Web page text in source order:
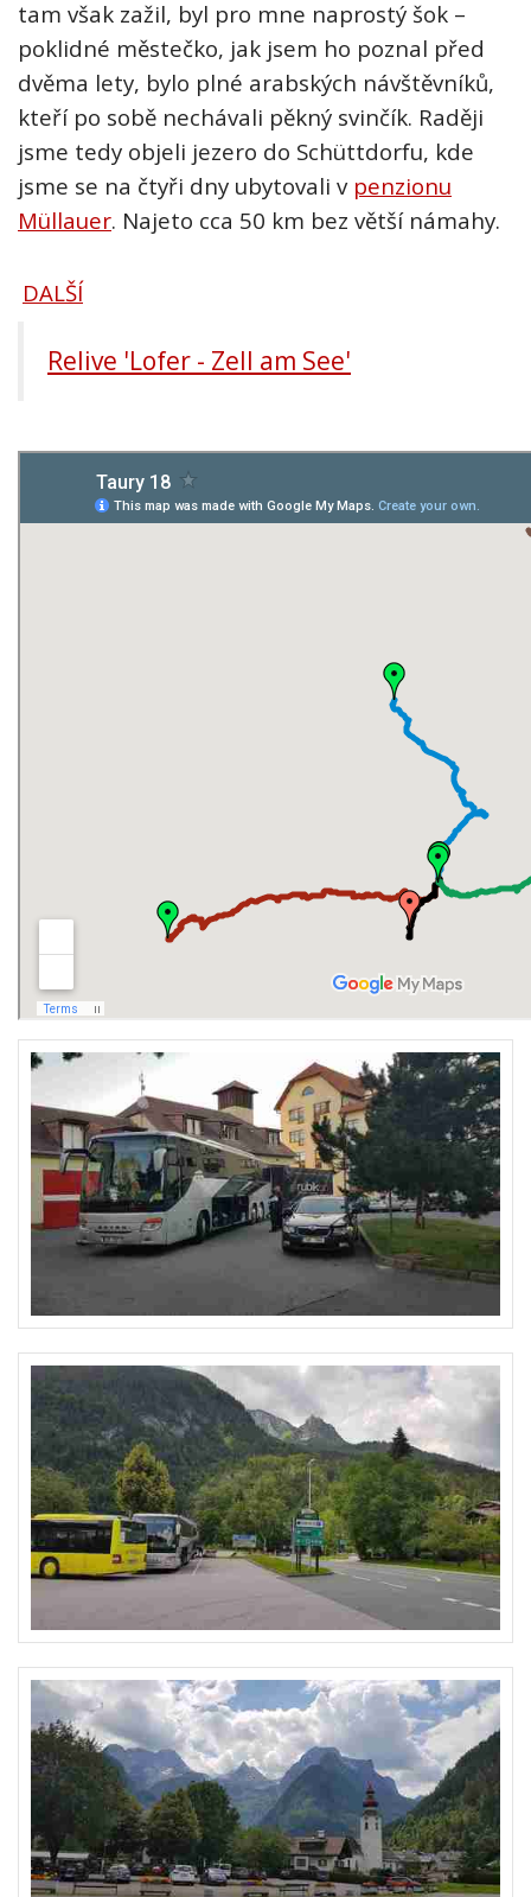
tam však zažil, byl pro mne naprostý šok –
poklidné městečko, jak jsem ho poznal před
dvěma lety, bylo plné arabských návštěvníků,
kteří po sobě nechávali pěkný svinčík. Raději
jsme tedy objeli jezero do Schüttdorfu, kde
jsme se na čtyři dny ubytovali v penzionu
Müllauer . Najeto cca 50 km bez větší námahy.
DALŠÍ
Relive 'Lofer - Zell am See'